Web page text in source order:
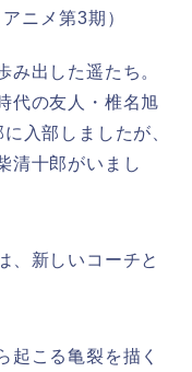
ニメ第3期）
み出した遥たち。
代の友人・椎名旭
入部しましたが、
清十郎がいまし
、新しいコーチと
起こる亀裂を描く